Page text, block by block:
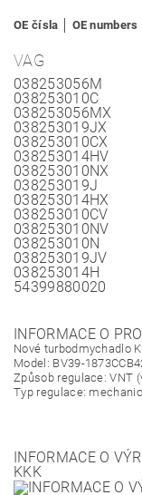
OE čísla │ OE numbers
VAG
038253056M
038253010C
038253056MX
038253019JX
038253010CX
038253014HV
038253010NX
038253019J
038253014HX
038253010CV
038253010NV
038253010N
038253019JV
038253014H
54399880020
INFORMACE O
Nové turbodmychadlo
Model: BV39-
Způsob regulace: VNT
Typ regulace:
INFORMACE O
KKK